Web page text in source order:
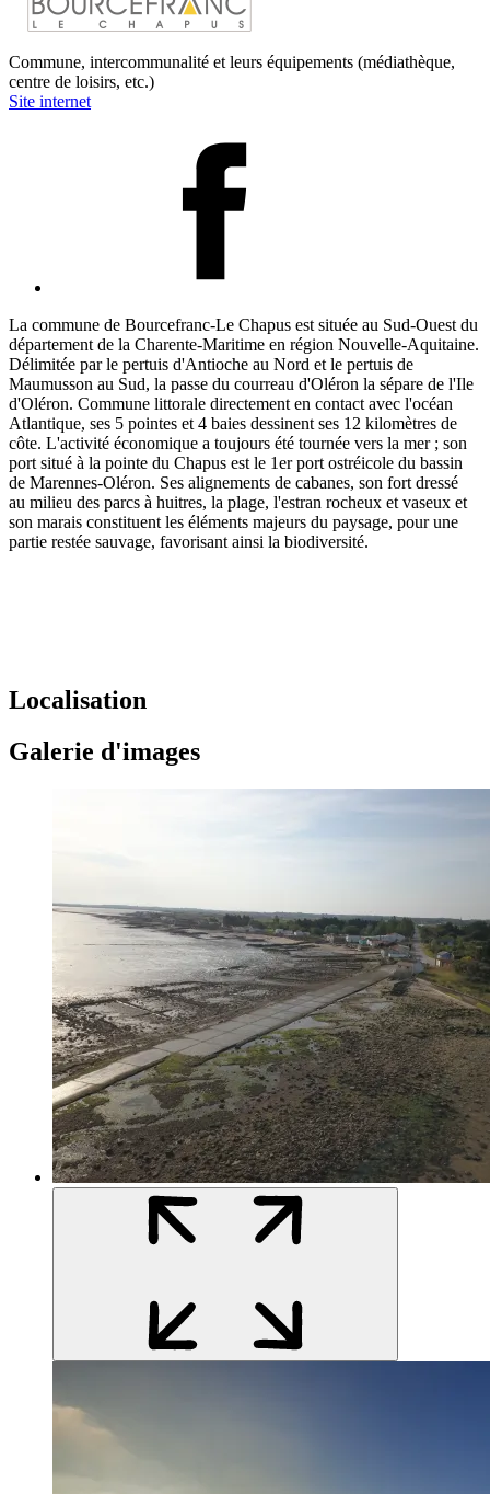
Commune, intercommunalité et leurs équipements (médiathèque,
centre de loisirs, etc.)
Site internet
La commune de Bourcefranc-Le Chapus est située au Sud-Ouest du
département de la Charente-Maritime en région Nouvelle-Aquitaine.
Délimitée par le pertuis d'Antioche au Nord et le pertuis de
Maumusson au Sud, la passe du courreau d'Oléron la sépare de l'Ile
d'Oléron. Commune littorale directement en contact avec l'océan
Atlantique, ses 5 pointes et 4 baies dessinent ses 12 kilomètres de
côte. L'activité économique a toujours été tournée vers la mer ; son
port situé à la pointe du Chapus est le 1er port ostréicole du bassin
de Marennes-Oléron. Ses alignements de cabanes, son fort dressé
au milieu des parcs à huitres, la plage, l'estran rocheux et vaseux et
son marais constituent les éléments majeurs du paysage, pour une
partie restée sauvage, favorisant ainsi la biodiversité.
Localisation
Galerie d'images